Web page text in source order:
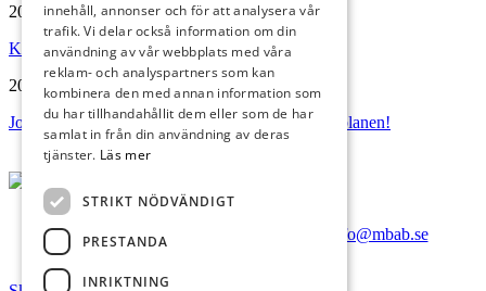
2025-08-04
Kundnöjdheten uppåt i Mörbylånga Bostads AB
2025-03-05
Joakim Lantz – En förebild både på och utanför planen!
Köpmangatan 32, 386 50 Mörbylånga | info@mbab.se
innehåll, annonser och för att analysera vår
trafik. Vi delar också information om din
användning av vår webbplats med våra
reklam- och analyspartners som kan
kombinera den med annan information som
du har tillhandahållit dem eller som de har
samlat in från din användning av deras
tjänster. Läs mer
STRIKT NÖDVÄNDIGT
PRESTANDA
INRIKTNING